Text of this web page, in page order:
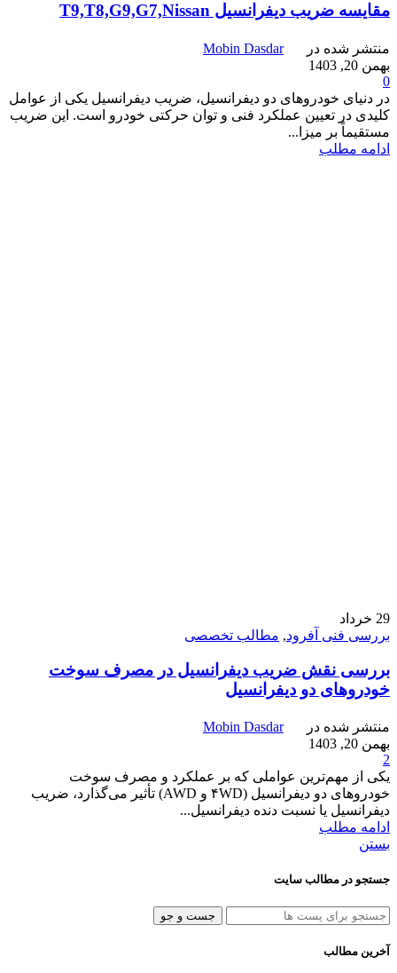
مقایسه ضریب دیفرانسیل T9,T8,G9,G7,Nissan
منتشر شده در
Mobin Dasdar
بهمن 20, 1403
0
در دنیای خودروهای دو دیفرانسیل، ضریب دیفرانسیل یکی از عوامل
کلیدی در تعیین عملکرد فنی و توان حرکتی خودرو است. این ضریب
مستقیماً بر میزا...
ادامه مطلب
29 خرداد
بررسی فنی آفرود, مطالب تخصصی
بررسی نقش ضریب دیفرانسیل در مصرف سوخت
خودروهای دو دیفرانسیل
منتشر شده در
Mobin Dasdar
بهمن 20, 1403
2
یکی از مهم‌ترین عواملی که بر عملکرد و مصرف سوخت
خودروهای دو دیفرانسیل (۴WD و AWD) تأثیر می‌گذارد، ضریب
دیفرانسیل یا نسبت دنده دیفرانسیل...
ادامه مطلب
بستن
جستجو در مطالب سایت
جست و جو
آخرین مطالب